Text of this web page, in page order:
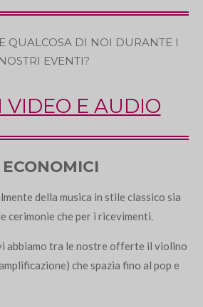
QUALCOSA DI NOI DURANTE I
NOSTRI EVENTI?
VIDEO E AUDIO
della musica in stile classico sia
cerimonie che per i ricevimenti.
abbiamo tra le nostre offerte il violino
che spazia fino al pop e